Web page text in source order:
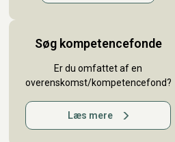
Søg kompetencefonde
Er du omfattet af en
overenskomst/kompetencefond?
Læs mere